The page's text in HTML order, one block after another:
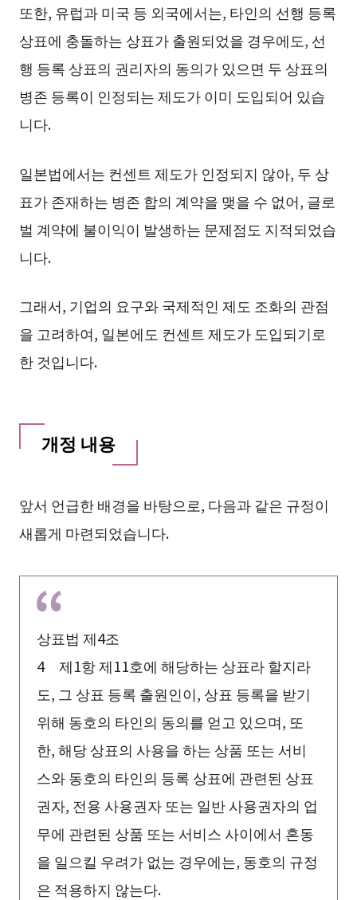
또한, 유럽과 미국 등 외국에서는, 타인의 선행 등록
상표에 충돌하는 상표가 출원되었을 경우에도, 선
행 등록 상표의 권리자의 동의가 있으면 두 상표의
병존 등록이 인정되는 제도가 이미 도입되어 있습
니다.
일본법에서는 컨센트 제도가 인정되지 않아, 두 상
표가 존재하는 병존 합의 계약을 맺을 수 없어, 글로
벌 계약에 불이익이 발생하는 문제점도 지적되었습
니다.
그래서, 기업의 요구와 국제적인 제도 조화의 관점
을 고려하여, 일본에도 컨센트 제도가 도입되기로
한 것입니다.
개정 내용
앞서 언급한 배경을 바탕으로, 다음과 같은 규정이
새롭게 마련되었습니다.
상표법 제4조
4 제1항 제11호에 해당하는 상표라 할지라
도, 그 상표 등록 출원인이, 상표 등록을 받기
위해 동호의 타인의 동의를 얻고 있으며, 또
한, 해당 상표의 사용을 하는 상품 또는 서비
스와 동호의 타인의 등록 상표에 관련된 상표
권자, 전용 사용권자 또는 일반 사용권자의 업
무에 관련된 상품 또는 서비스 사이에서 혼동
을 일으킬 우려가 없는 경우에는, 동호의 규정
은 적용하지 않는다.